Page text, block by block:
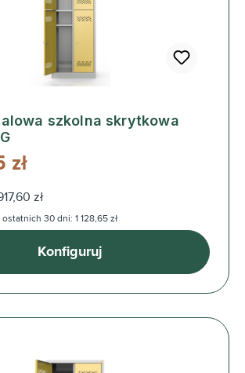
szkolna skrytkowa
zł
zł
30 dni: 1 128,65 zł
Konfiguruj